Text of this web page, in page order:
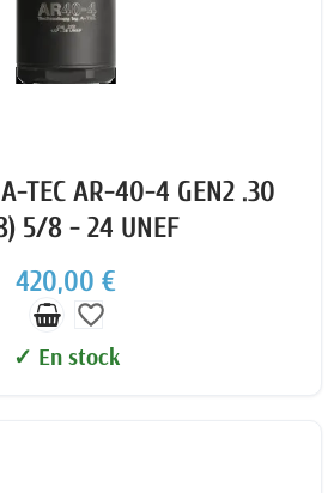
TEC AR-40-4 GEN2 .30
5/8 - 24 UNEF
420,00 €
favorite_border
✓ En stock